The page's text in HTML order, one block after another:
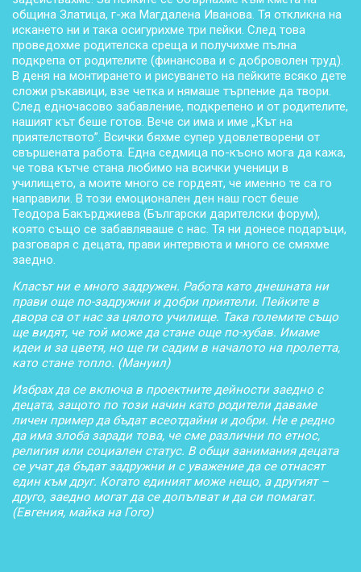
община Златица, г-жа Магдалена Иванова. Тя откликна на
искането ни и така осигурихме три пейки. След това
проведохме родителска среща и получихме пълна
подкрепа от родителите (финансова и с доброволен труд).
В деня на монтирането и рисуването на пейките всяко дете
сложи ръкавици, взе четка и нямаше търпение да твори.
След едночасово забавление, подкрепено и от родителите,
нашият кът беше готов. Вече си има и име „Кът на
приятелството”. Всички бяхме супер удовлетворени от
свършената работа. Една седмица по-късно мога да кажа,
че това кътче стана любимо на всички ученици в
училището, а моите много се гордеят, че именно те са го
направили. В този емоционален ден наш гост беше
Теодора Бакърджиева (Български дарителски форум),
която също се забавляваше с нас. Тя ни донесе подаръци,
разговаря с децата, прави интервюта и много се смяхме
заедно.
Класът ни е много задружен. Работа като днешната ни
прави още по-задружни и добри приятели. Пейките в
двора са от нас за цялото училище. Така големите също
ще видят, че той може да стане още по-хубав. Имаме
идеи и за цветя, но ще ги садим в началото на пролетта,
като стане топло. (Мануил)
Избрах да се включа в проектните дейности заедно с
децата, защото по този начин като родители даваме
личен пример да бъдат всеотдайни и добри. Не е редно
да има злоба заради това, че сме различни по етнос,
религия или социален статус. В общи занимания децата
се учат да бъдат задружни и с уважение да се отнасят
един към друг. Когато единият може нещо, а другият –
друго, заедно могат да се допълват и да си помагат.
(Евгения, майка на Гого)